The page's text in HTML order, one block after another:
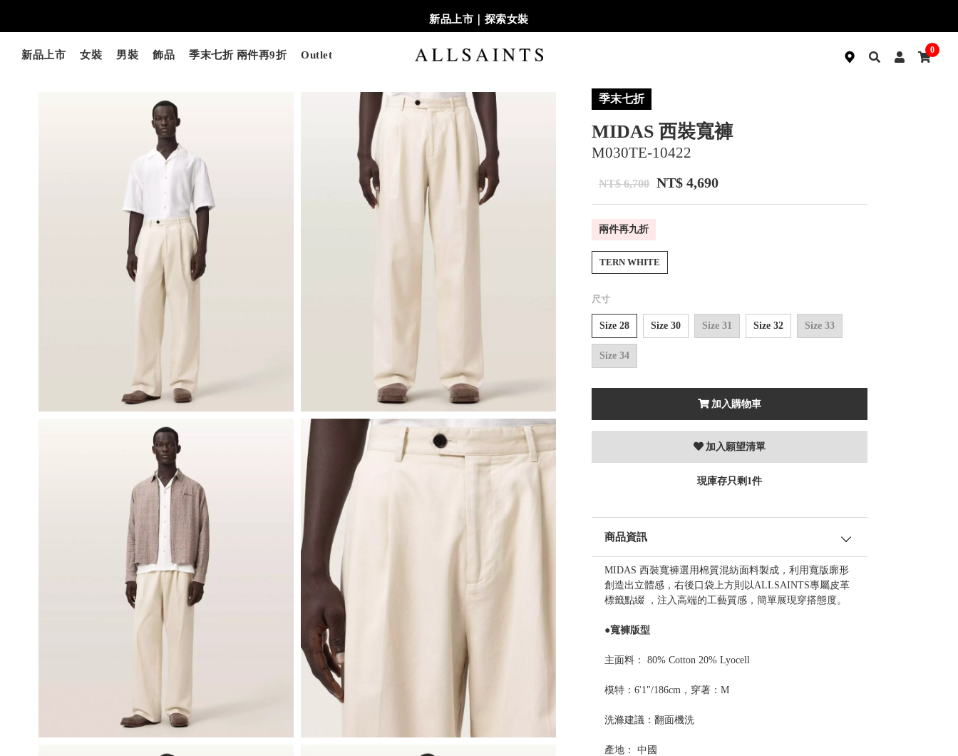
新品上市｜探索女裝
新品上市 女裝 男裝 飾品 季末七折 兩件再9折 Outlet 0
季末七折
MIDAS 西裝寬褲
M030TE-10422
NT$ 6,700 NT$ 4,690
兩件再九折
TERN WHITE
尺寸
Size 28 Size 30 Size 31 Size 32 Size 33
Size 34
加入購物車
加入願望清單
現庫存只剩1件
商品資訊
MIDAS 西裝寬褲選用棉質混紡面料製成，利用寬版廓形
創造出立體感，右後口袋上方則以ALLSAINTS專屬皮革
標籤點綴 ，注入高端的工藝質感，簡單展現穿搭態度。
●寬褲版型
主面料： 80% Cotton 20% Lyocell
模特：6'1"/186cm，穿著：M
洗滌建議：翻面機洗
產地： 中國